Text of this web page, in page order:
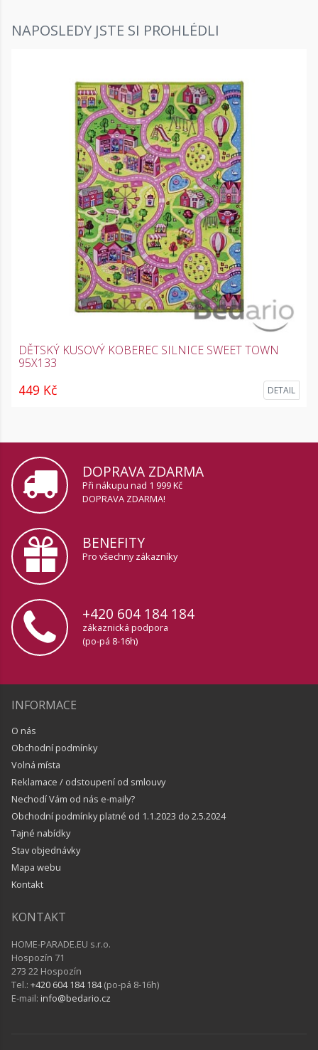
NAPOSLEDY JSTE SI PROHLÉDLI
DĚTSKÝ KUSOVÝ KOBEREC SILNICE SWEET TOWN
95X133
449 Kč DETAIL
DOPRAVA ZDARMA
Při nákupu nad 1 999 Kč
DOPRAVA ZDARMA!
BENEFITY
Pro všechny zákazníky
+420 604 184 184
zákaznická podpora
(po-pá 8-16h)
INFORMACE
O nás
Obchodní podmínky
Volná místa
Reklamace / odstoupení od smlouvy
Nechodí Vám od nás e-maily?
Obchodní podmínky platné od 1.1.2023 do 2.5.2024
Tajné nabídky
Stav objednávky
Mapa webu
Kontakt
KONTAKT
HOME-PARADE.EU s.r.o.
Hospozín 71
273 22 Hospozín
Tel.: +420 604 184 184(po-pá 8-16h)
E-mail: info@bedario.cz